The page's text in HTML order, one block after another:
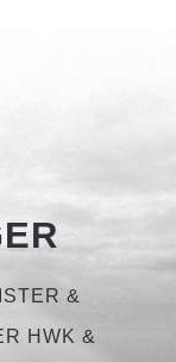
&
HWK &